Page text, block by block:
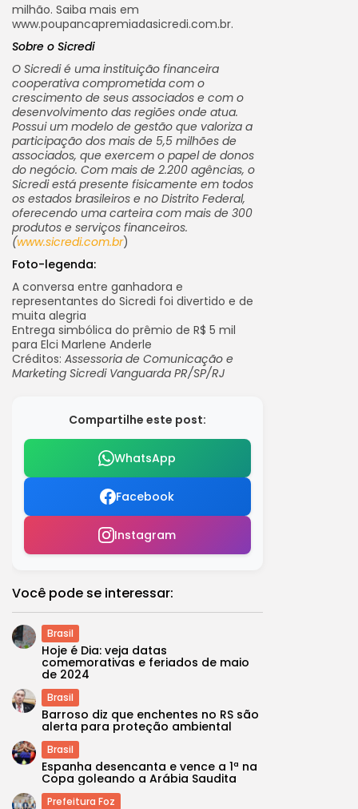
milhão. Saiba mais em
www.poupancapremiadasicredi.com.br.
Sobre o Sicredi
O Sicredi é uma instituição financeira
cooperativa comprometida com o
crescimento de seus associados e com o
desenvolvimento das regiões onde atua.
Possui um modelo de gestão que valoriza a
participação dos mais de 5,5 milhões de
associados, que exercem o papel de donos
do negócio. Com mais de 2.200 agências, o
Sicredi está presente fisicamente em todos
os estados brasileiros e no Distrito Federal,
oferecendo uma carteira com mais de 300
produtos e serviços financeiros.
(www.sicredi.com.br)
Foto-legenda:
A conversa entre ganhadora e
representantes do Sicredi foi divertido e de
muita alegria
Entrega simbólica do prêmio de R$ 5 mil
para Elci Marlene Anderle
Créditos: Assessoria de Comunicação e
Marketing Sicredi Vanguarda PR/SP/RJ
Compartilhe este post:
WhatsApp
Facebook
Instagram
Você pode se interessar:
Brasil
Hoje é Dia: veja datas
comemorativas e feriados de maio
de 2024
Brasil
Barroso diz que enchentes no RS são
alerta para proteção ambiental
Brasil
Espanha desencanta e vence a 1ª na
Copa goleando a Arábia Saudita
Prefeitura Foz